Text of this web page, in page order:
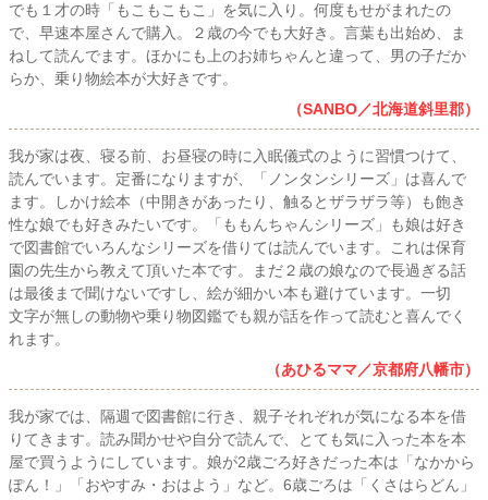
でも１才の時「もこもこもこ」を気に入り。何度もせがまれたの
で、早速本屋さんで購入。２歳の今でも大好き。言葉も出始め、ま
ねして読んでます。ほかにも上のお姉ちゃんと違って、男の子だか
らか、乗り物絵本が大好きです。
（SANBO／北海道斜里郡）
我が家は夜、寝る前、お昼寝の時に入眠儀式のように習慣つけて、
読んでいます。定番になりますが、「ノンタンシリーズ」は喜んで
ます。しかけ絵本（中開きがあったり、触るとザラザラ等）も飽き
性な娘でも好きみたいです。「ももんちゃんシリーズ」も娘は好き
で図書館でいろんなシリーズを借りては読んでいます。これは保育
園の先生から教えて頂いた本です。まだ２歳の娘なので長過ぎる話
は最後まで聞けないですし、絵が細かい本も避けています。一切
文字が無しの動物や乗り物図鑑でも親が話を作って読むと喜んでく
れます。
（あひるママ／京都府八幡市）
我が家では、隔週で図書館に行き、親子それぞれが気になる本を借
りてきます。読み聞かせや自分で読んで、とても気に入った本を本
屋で買うようにしています。娘が2歳ごろ好きだった本は「なかから
ぽん！」「おやすみ・おはよう」など。6歳ごろは「くさはらどん」